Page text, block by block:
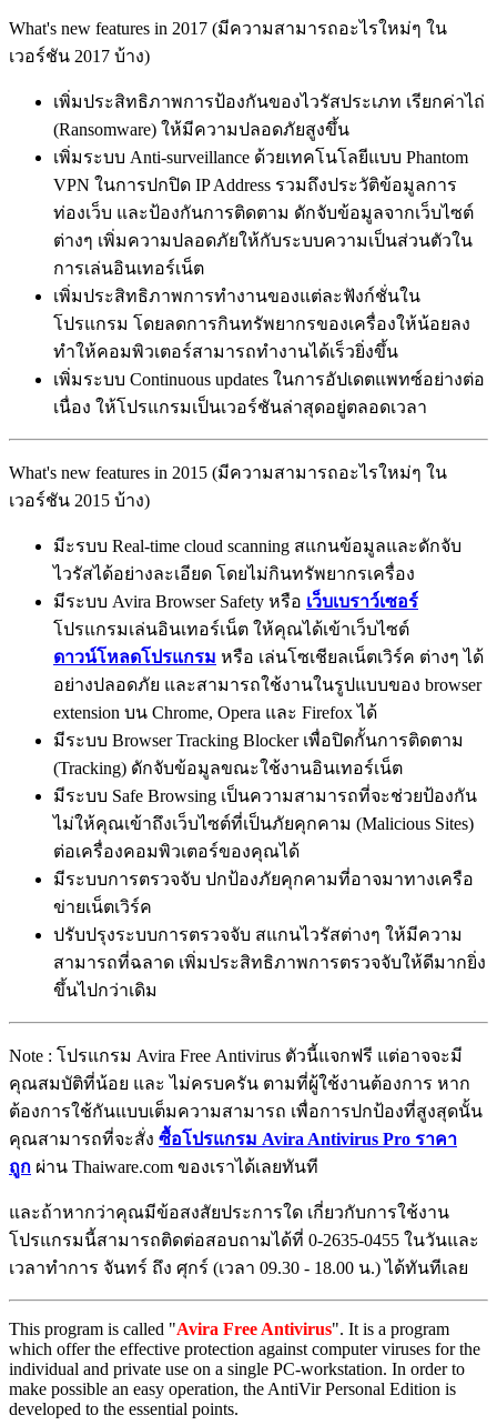
What's new features in 2017 (มีความสามารถอะไรใหม่ๆ ใน
เวอร์ชัน 2017 บ้าง)
เพิ่มประสิทธิภาพการป้องกันของไวรัสประเภท เรียกค่าไถ่
(Ransomware) ให้มีความปลอดภัยสูงขึ้น
เพิ่มระบบ Anti-surveillance ด้วยเทคโนโลยีแบบ Phantom
VPN ในการปกปิด IP Address รวมถึงประวัติข้อมูลการ
ท่องเว็บ และป้องกันการติดตาม ดักจับข้อมูลจากเว็บไซต์
ต่างๆ เพิ่มความปลอดภัยให้กับระบบความเป็นส่วนตัวใน
การเล่นอินเทอร์เน็ต
เพิ่มประสิทธิภาพการทำงานของแต่ละฟังก์ชั่นใน
โปรแกรม โดยลดการกินทรัพยากรของเครื่องให้น้อยลง
ทำให้คอมพิวเตอร์สามารถทำงานได้เร็วยิ่งขึ้น
เพิ่มระบบ Continuous updates ในการอัปเดตแพทซ์อย่างต่อ
เนื่อง ให้โปรแกรมเป็นเวอร์ชันล่าสุดอยู่ตลอดเวลา
What's new features in 2015 (มีความสามารถอะไรใหม่ๆ ใน
เวอร์ชัน 2015 บ้าง)
มีะรบบ Real-time cloud scanning สแกนข้อมูลและดักจับ
ไวรัสได้อย่างละเอียด โดยไม่กินทรัพยากรเครื่อง
มีระบบ Avira Browser Safety หรือ เว็บเบราว์เซอร์
โปรแกรมเล่นอินเทอร์เน็ต ให้คุณได้เข้าเว็บไซต์
ดาวน์โหลดโปรแกรม หรือ เล่นโซเชียลเน็ตเวิร์ค ต่างๆ ได้
อย่างปลอดภัย และสามารถใช้งานในรูปแบบของ browser
extension บน Chrome, Opera และ Firefox ได้
มีระบบ Browser Tracking Blocker เพื่อปิดกั้นการติดตาม
(Tracking) ดักจับข้อมูลขณะใช้งานอินเทอร์เน็ต
มีระบบ Safe Browsing เป็นความสามารถที่จะช่วยป้องกัน
ไม่ให้คุณเข้าถึงเว็บไซต์ที่เป็นภัยคุกคาม (Malicious Sites)
ต่อเครื่องคอมพิวเตอร์ของคุณได้
มีระบบการตรวจจับ ปกป้องภัยคุกคามที่อาจมาทางเครือ
ข่ายเน็ตเวิร์ค
ปรับปรุงระบบการตรวจจับ สแกนไวรัสต่างๆ ให้มีความ
สามารถที่ฉลาด เพิ่มประสิทธิภาพการตรวจจับให้ดีมากยิ่ง
ขึ้นไปกว่าเดิม
Note : โปรแกรม Avira Free Antivirus ตัวนี้แจกฟรี แต่อาจจะมี
คุณสมบัติที่น้อย และ ไม่ครบครัน ตามที่ผู้ใช้งานต้องการ หาก
ต้องการใช้กันแบบเต็มความสามารถ เพื่อการปกป้องที่สูงสุดนั้น
คุณสามารถที่จะสั่ง ซื้อโปรแกรม Avira Antivirus Pro ราคา
ถูก ผ่าน Thaiware.com ของเราได้เลยทันที
และถ้าหากว่าคุณมีข้อสงสัยประการใด เกี่ยวกับการใช้งาน
โปรแกรมนี้สามารถติดต่อสอบถามได้ที่ 0-2635-0455 ในวันและ
เวลาทำการ จันทร์ ถึง ศุกร์ (เวลา 09.30 - 18.00 น.) ได้ทันทีเลย
This program is called "Avira Free Antivirus". It is a program
which offer the effective protection against computer viruses for the
individual and private use on a single PC-workstation. In order to
make possible an easy operation, the AntiVir Personal Edition is
developed to the essential points.